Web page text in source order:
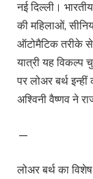
नई दिल्ली।
की महिलाओं,
ऑटोमैटिक तरीके
यात्री यह विकल्प
पर लोअर बर्थ
अश्विनी वैष्णव ने
—
लोअर बर्थ का